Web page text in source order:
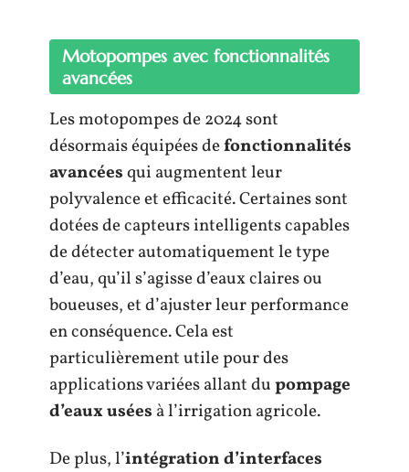
Motopompes avec fonctionnalités
avancées
Les motopompes de 2024 sont
désormais équipées defonctionnalités
avancéesqui augmentent leur
polyvalence et efficacité. Certaines sont
dotées de capteurs intelligents capables
de détecter automatiquement le type
d’eau, qu’il s’agisse d’eaux claires ou
boueuses, et d’ajuster leur performance
en conséquence. Cela est
particulièrement utile pour des
applications variées allant dupompage
d’eaux usées à l’irrigation agricole.
De plus, l’intégration d’interfaces